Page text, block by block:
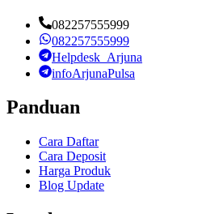
082257555999
082257555999
Helpdesk_Arjuna
infoArjunaPulsa
Panduan
Cara Daftar
Cara Deposit
Harga Produk
Blog Update